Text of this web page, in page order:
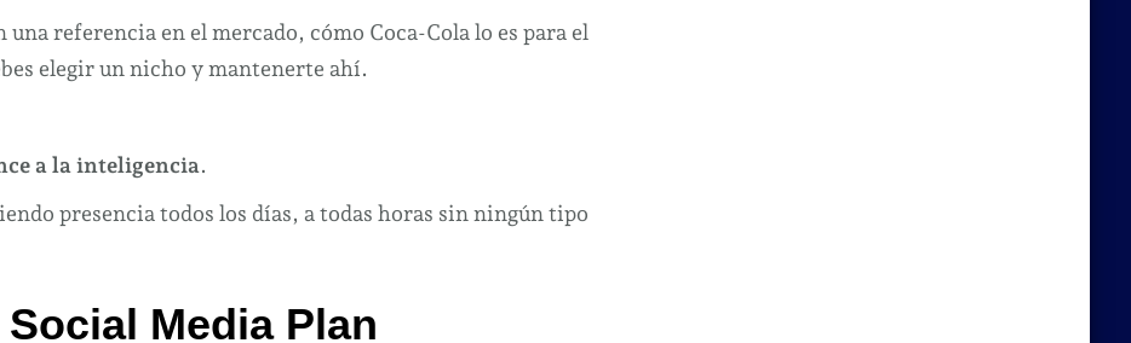
referencia en el mercado, cómo Coca-Cola lo es para el
elegir un nicho y mantenerte ahí.
a la inteligencia.
presencia todos los días, a todas horas sin ningún tipo
Social Media Plan